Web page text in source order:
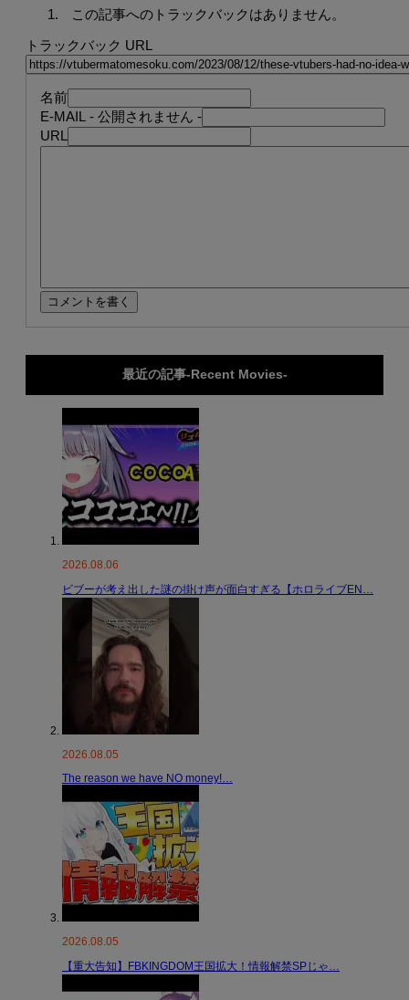
この記事へのトラックバックはありません。
トラックバック URL
名前
E-MAIL - 公開されません -
URL
最近の記事-Recent Movies-
2026.08.06
ビブーが考え出した謎の掛け声が面白すぎる【ホロライブEN…
2026.08.05
The reason we have NO money!…
2026.08.05
【重大告知】FBKINGDOM王国拡大！情報解禁SPじゃ…